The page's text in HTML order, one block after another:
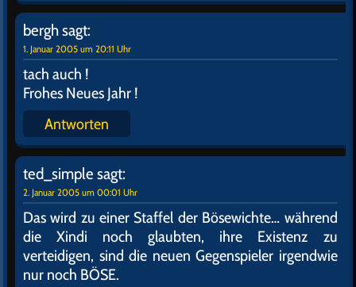
berghsagt:
1. Januar 2005 um 20:11 Uhr
tach auch !
Frohes Neues Jahr !
Antworten
ted_simple sagt:
2. Januar 2005 um 00:01 Uhr
Das wird zu einer Staffel der Bösewichte… während
die Xindi noch glaubten, ihre Existenz zu
verteidigen, sind die neuen Gegenspieler irgendwie
nur noch BÖSE.